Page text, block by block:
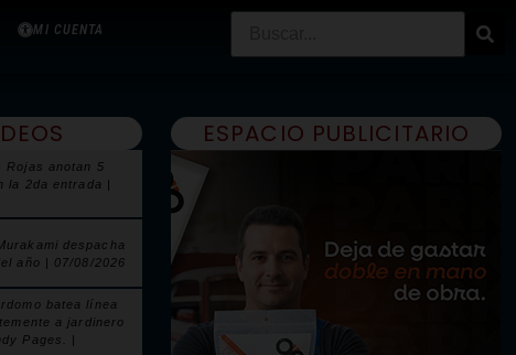
MI CUENTA
Rojas anotan 5
la 2da entrada |
despacha
año | 07/08/2026
batea línea
a jardinero
Pages. |
ESPACIO PUBLICITARIO